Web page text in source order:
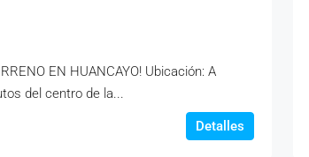
EN HUANCAYO! Ubicación: A
del centro de la...
Detalles